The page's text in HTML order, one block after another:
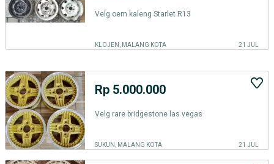
Velg oem kaleng Starlet R13
KLOJEN, MALANG KOTA 21 JUL
Rp 5.000.000
Velg rare bridgestone las vegas
SUKUN, MALANG KOTA 21 JUL